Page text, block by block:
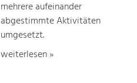
mehrere aufeinander
abgestimmte Aktivitäten
umgesetzt.
weiterlesen »